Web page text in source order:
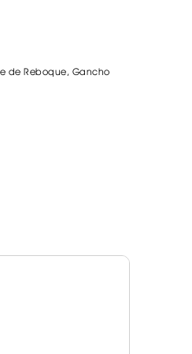
de Reboque, Gancho